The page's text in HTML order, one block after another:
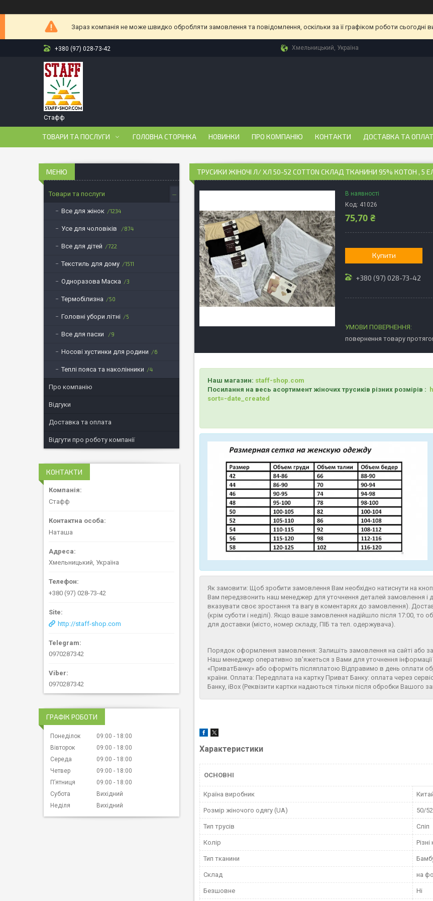
Зараз компанія не може швидко обробляти замовлення та повідомлення, оскільки за її графіком роботи сьогодні
+380 (97) 028-73-42 Хмельницький, Україна
Стафф
ТОВАРИ ТА ПОСЛУГИ ГОЛОВНА СТОРІНКА НОВИНКИ ПРО КОМПАНІЮ КОНТАКТИ ДОСТАВКА ТА
ТРУСИКИ ЖІНОЧІ Л/ ХЛ 50-52 COTTON СКЛАД ТКАНИНИ 95% КОТОН , 5
В наявності
Код: 41026
75,70 ₴
Купити
+380 (97) 028-73-42
повернення товару
Наш магазин: staff-shop.com
Посилання на весь асортимент жіночих трусиків різних розмірів :
sort=-date_created
Як замовити: Щоб зробити замовлення Вам необхідно натиснути на
Вам передзвонить наш менеджер для уточнення деталей замовлення і
вказувати своє зростання та вагу в коментарях до замовлення).
(крім суботи і неділі). Якщо ваше замовлення надійшло після 17:00, то
для доставки (місто, номер складу, ПІБ та тел. одержувача).
Порядок оформлення замовлення: Залишіть замовлення на сайті або
Наш менеджер оперативно зв'яжеться з Вами для уточнення
«ПриватБанку» або оформіть післяплатою Відправимо в день оплати
країни. Оплата: Передплата на картку Приват Банку: оплата через
Банку, iBox (Реквізити картки надаються тільки після обробки Вашого
Характеристики
ОСНОВНІ
Країна виробник
Розмір жіночого одягу (UA) 50/52
Тип трусів Сліп
Колір
Тип тканини
Склад на
Безшовне Ні
Товари та послуги
Все для жінок 1234
Усе для чоловіків 874
Все для дітей 722
Текстиль для дому 1511
Одноразова Маска 3
Термобілизна 50
Головні убори літні 5
Все для пасхи 9
Носові хустинки для родини 6
Теплі пояса та наколінники 4
Про компанію
Відгуки
Доставка та оплата
Відгути про роботу компанії
КОНТАКТИ
Стафф
Наташа
Хмельницький, Україна
+380 (97) 028-73-42
http://staff-shop.com
0970287342
0970287342
ГРАФІК РОБОТИ
Понеділок 09:00
18:00
Вівторок
09:00
18:00
Середа
09:00
18:00
Четвер
09:00
18:00
Пʼятниця
09:00
18:00
Субота
Вихідний
Неділя
Вихідний